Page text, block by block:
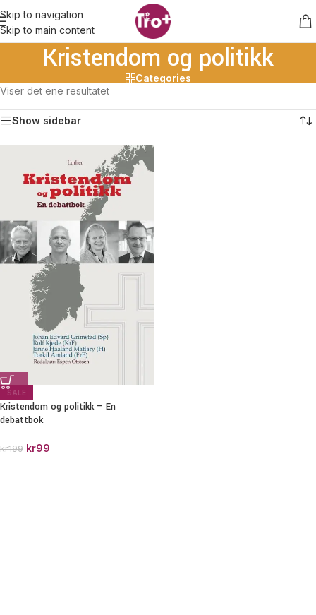
Skip to navigation
Skip to main content
Kristendom og politikk
Categories
Viser det ene resultatet
Show sidebar
SALE
Kristendom og politikk – En
debattbok
kr199 kr99